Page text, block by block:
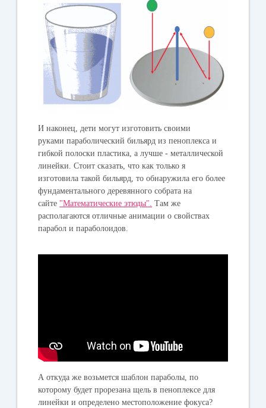
И наконец, дети могут изготовить своими
руками параболический бильярд из пеноплекса и
гибкой полоски пластика, а лучше - металлической
линейки. Стоит сказать, что как только я
изготовила такой бильярд, то обнаружила его более
фундаментального деревянного собрата на
сайте "Математические этюды". Там же
располагаются отличные анимации о свойствах
парабол и параболоидов.
А откуда же возьмется шаблон параболы, по
которому будет прорезана щель в пеноплексе для
линейки и определено местоположение фокуса?